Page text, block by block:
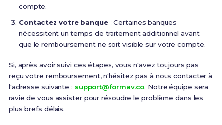
compte.
Contactez votre banque : Certaines banques
nécessitent un temps de traitement additionnel avant
que le remboursement ne soit visible sur votre compte.
Si, après avoir suivi ces étapes, vous n'avez toujours pas
reçu votre remboursement, n'hésitez pas à nous contacter à
l'adresse suivante : support@formav.co. Notre équipe sera
ravie de vous assister pour résoudre le problème dans les
plus brefs délais.